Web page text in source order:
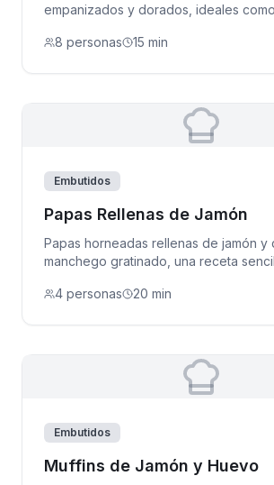
empanizados y dorados, ideales
8 personas
15 min
Embutidos
Papas Rellenas de Jamón
Papas horneadas rellenas de jamón y
manchego gratinado, una receta
4 personas 20 min
Embutidos
Muffins de Jamón y Huevo